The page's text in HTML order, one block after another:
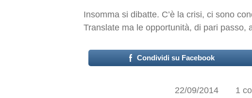
Insomma si dibatte. C’è la crisi, ci sono
Translate ma le opportunità, di pari passo,
Condividi su Facebook
22/09/2014 1